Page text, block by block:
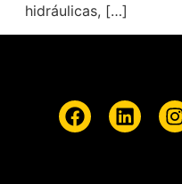
hidráulicas, […]